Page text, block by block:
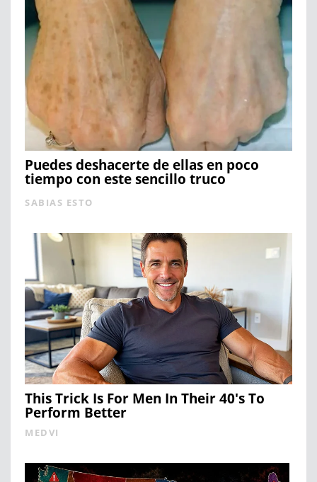
Puedes deshacerte de ellas en poco
tiempo con este sencillo truco
SABIAS ESTO
This Trick Is For Men In Their 40's To
Perform Better
MEDVI